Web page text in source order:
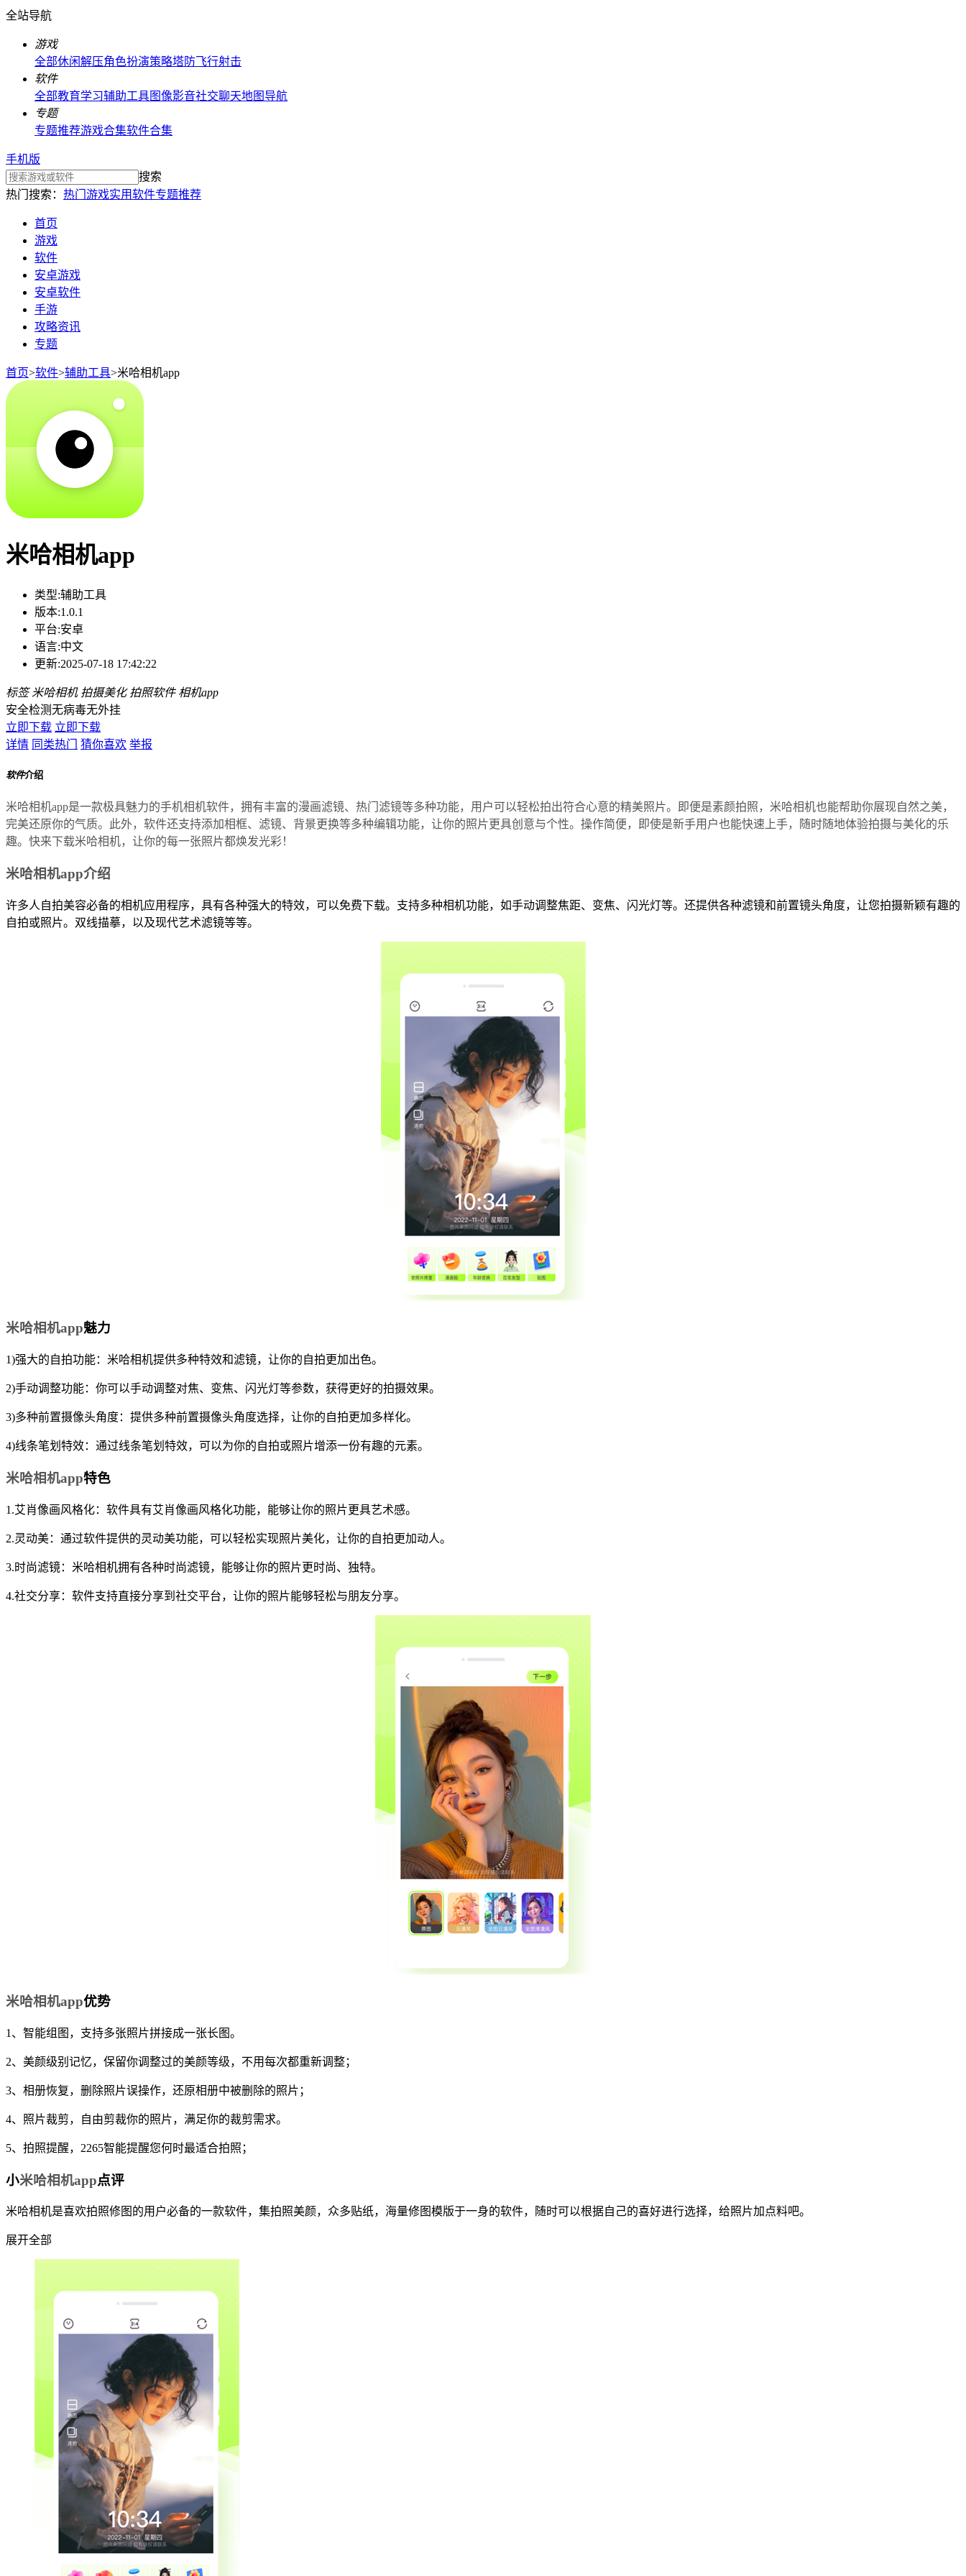
全站导航
游戏
全部休闲解压角色扮演策略塔防飞行射击
软件
全部教育学习辅助工具图像影音社交聊天地图导航
专题
专题推荐游戏合集软件合集
手机版
搜索
热门搜索： 热门游戏实用软件专题推荐
首页
游戏
软件
安卓游戏
安卓软件
手游
攻略资讯
专题
首页>软件>辅助工具>米哈相机app
米哈相机app
类型:辅助工具
版本:1.0.1
平台:安卓
语言:中文
更新:2025-07-18 17:42:22
标签 米哈相机 拍摄美化 拍照软件 相机app
安全检测无病毒无外挂
立即下载 立即下载
详情 同类热门 猜你喜欢 举报
软件介绍
米哈相机app是一款极具魅力的手机相机软件，拥有丰富的漫画滤镜、热门滤镜等多种功能，用户可以轻松拍出符合心意的精美照片。即便是素颜拍照，米哈相机也能帮助你展现自然之美，
完美还原你的气质。此外，软件还支持添加相框、滤镜、背景更换等多种编辑功能，让你的照片更具创意与个性。操作简便，即使是新手用户也能快速上手，随时随地体验拍摄与美化的乐
趣。快来下载米哈相机，让你的每一张照片都焕发光彩！
米哈相机app介绍
许多人自拍美容必备的相机应用程序，具有各种强大的特效，可以免费下载。支持多种相机功能，如手动调整焦距、变焦、闪光灯等。还提供各种滤镜和前置镜头角度，让您拍摄新颖有趣的
自拍或照片。双线描摹，以及现代艺术滤镜等等。
米哈相机app魅力
1)强大的自拍功能：米哈相机提供多种特效和滤镜，让你的自拍更加出色。
2)手动调整功能：你可以手动调整对焦、变焦、闪光灯等参数，获得更好的拍摄效果。
3)多种前置摄像头角度：提供多种前置摄像头角度选择，让你的自拍更加多样化。
4)线条笔划特效：通过线条笔划特效，可以为你的自拍或照片增添一份有趣的元素。
米哈相机app特色
1.艾肖像画风格化：软件具有艾肖像画风格化功能，能够让你的照片更具艺术感。
2.灵动美：通过软件提供的灵动美功能，可以轻松实现照片美化，让你的自拍更加动人。
3.时尚滤镜：米哈相机拥有各种时尚滤镜，能够让你的照片更时尚、独特。
4.社交分享：软件支持直接分享到社交平台，让你的照片能够轻松与朋友分享。
米哈相机app优势
1、智能组图，支持多张照片拼接成一张长图。
2、美颜级别记忆，保留你调整过的美颜等级，不用每次都重新调整；
3、相册恢复，删除照片误操作，还原相册中被删除的照片；
4、照片裁剪，自由剪裁你的照片，满足你的裁剪需求。
5、拍照提醒，2265智能提醒您何时最适合拍照；
小米哈相机app点评
米哈相机是喜欢拍照修图的用户必备的一款软件，集拍照美颜，众多贴纸，海量修图模版于一身的软件，随时可以根据自己的喜好进行选择，给照片加点料吧。
展开全部